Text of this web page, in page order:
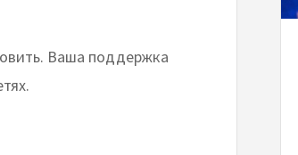
Ваша поддержка